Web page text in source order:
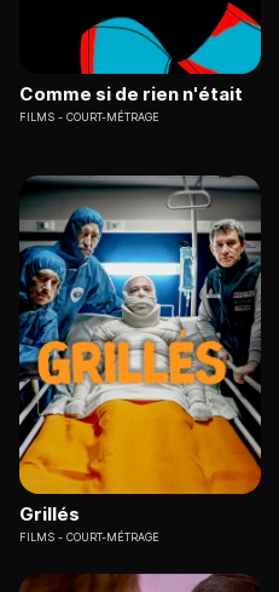
Comme si de rien n'était
FILMS COURT-MÉTRAGE
Grillés
FILMS COURT-MÉTRAGE